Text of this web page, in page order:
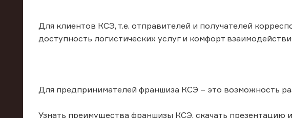
Для клиентов КСЭ, т.е. отправителей и получателей
доступность логистических услуг и комфорт
Для предпринимателей франшиза КСЭ – это возможность
Узнать преимущества франшизы КСЭ, скачать презентацию